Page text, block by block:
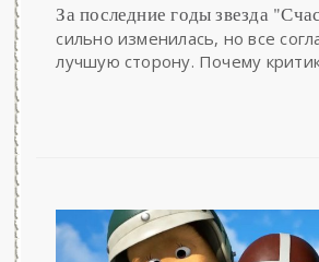
За последние годы звезда
сильно изменилась, но все
лучшую сторону. Почему